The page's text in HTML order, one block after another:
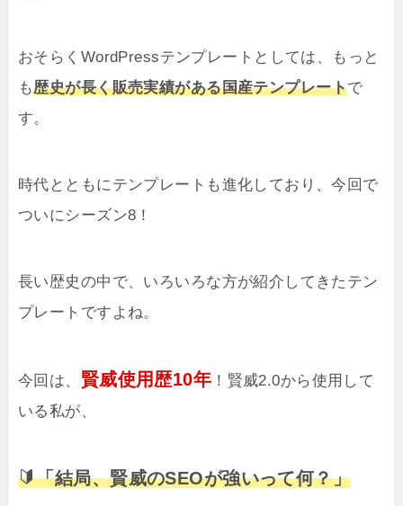
おそらくWordPressテンプレートとしては、もっと
も歴史が長く販売実績がある国産テンプレートで
す。
時代とともにテンプレートも進化しており、今回で
ついにシーズン8！
長い歴史の中で、いろいろな方が紹介してきたテン
プレートですよね。
今回は、 賢威使用歴10年 ！賢威2.0から使用して
いる私が、
「結局、賢威のSEOが強いって何？」